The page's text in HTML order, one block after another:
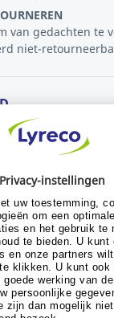
van gedachten te
niet-
© Lyreco 2024
|